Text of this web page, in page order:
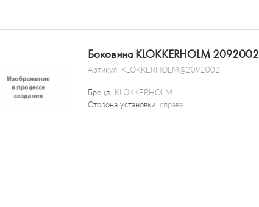
Боковина KLOKKERHOLM 2092002
Артикул: KLOKKERHOLM@2092002
Бренд: KLOKKERHOLM
Сторона установки: справа